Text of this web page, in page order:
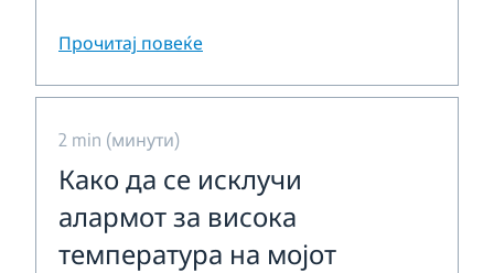
Прочитај повеќе
2 min (минути)
Како да се исклучи
алармот за висока
температура на мојот